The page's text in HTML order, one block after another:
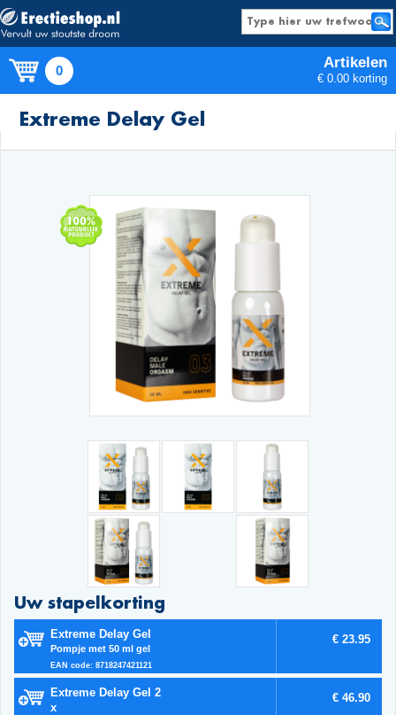
0 Artikelen
€ 0.00 korting
Producten
Extreme Delay Gel
Uw stapelkorting
Extreme Delay Gel
Pompje met 50 ml gel
EAN code: 8718247421121
€ 23.95
Extreme Delay Gel 2
x
€ 46.90